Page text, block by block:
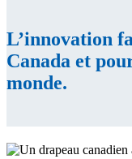
L’innovation
Canada et
monde.